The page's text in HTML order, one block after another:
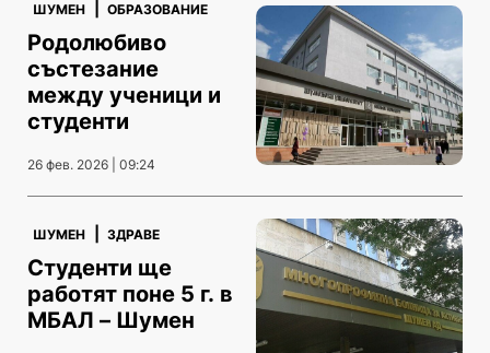
ШУМЕН ОБРАЗОВАНИЕ
Родолюбиво
състезание
между ученици и
студенти
26 фев. 2026 | 09:24
ШУМЕН ЗДРАВЕ
Студенти ще
работят поне 5 г. в
МБАЛ – Шумен